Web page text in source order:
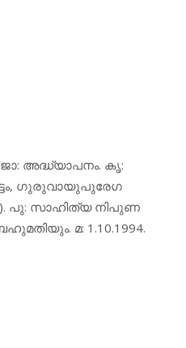
ജോ: അദ്ധ്യാപനം. കൃ:
ഗുരുവായുപുരേഗ
പു: സാഹിത്യ നിപുണ
മ: 1.10.1994.